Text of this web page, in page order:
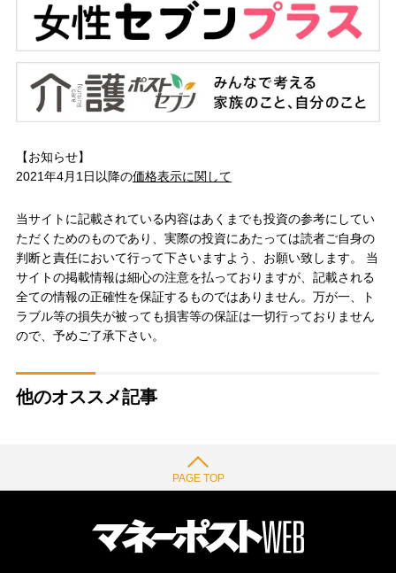
【お知らせ】
2021年4月1日以降の価格表示に関して
当サイトに記載されている内容はあくまでも投資の参考にしてい
ただくためのものであり、実際の投資にあたっては読者ご自身の
判断と責任において行って下さいますよう、お願い致します。 当
サイトの掲載情報は細心の注意を払っておりますが、記載される
全ての情報の正確性を保証するものではありません。万が一、ト
ラブル等の損失が被っても損害等の保証は一切行っておりません
ので、予めご了承下さい。
他のオススメ記事
PAGE TOP